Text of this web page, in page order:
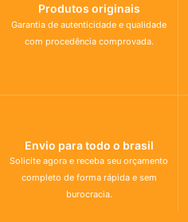
Produtos originais
Garantia de autenticidade e qualidade
com procedência comprovada.
Envio para todo o brasil
Solicite agora e receba seu orçamento
completo de forma rápida e sem
burocracia.